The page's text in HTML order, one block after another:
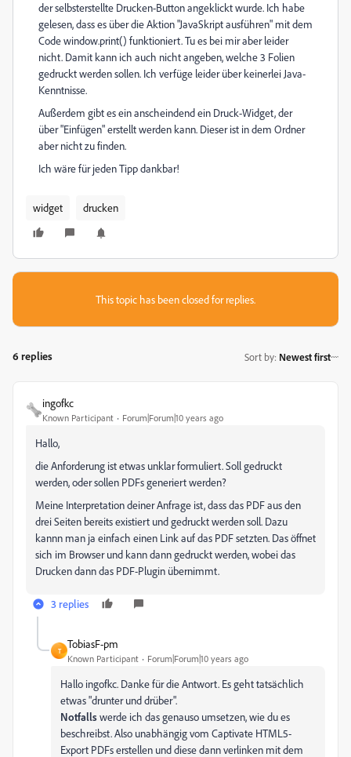
der selbsterstellte Drucken-Button angeklickt wurde. Ich habe
gelesen, dass es über die Aktion "JavaSkript ausführen" mit dem
Code window.print() funktioniert. Tu es bei mir aber leider
nicht. Damit kann ich auch nicht angeben, welche 3 Folien
gedruckt werden sollen. Ich verfüge leider über keinerlei Java-
Kenntnisse.
Außerdem gibt es ein anscheindend ein Druck-Widget, der
über "Einfügen" erstellt werden kann. Dieser ist in dem Ordner
aber nicht zu finden.
Ich wäre für jeden Tipp dankbar!
widget drucken
This topic has been closed for replies.
6 replies Sort by: Newest first
ingofkc
Known Participant Forum|Forum|10 years ago
Hallo,
die Anforderung ist etwas unklar formuliert. Soll gedruckt
werden, oder sollen PDFs generiert werden?
Meine Interpretation deiner Anfrage ist, dass das PDF aus den
drei Seiten bereits existiert und gedruckt werden soll. Dazu
kannn man ja einfach einen Link auf das PDF setzten. Das öffnet
sich im Browser und kann dann gedruckt werden, wobei das
Drucken dann das PDF-Plugin übernimmt.
3 replies
T
TobiasF-pm
Known Participant Forum|Forum|10 years ago
Hallo ingofkc. Danke für die Antwort. Es geht tatsächlich
etwas "drunter und drüber".
Notfallswerde ich das genauso umsetzen, wie du es
beschreibst. Also unabhängig vom Captivate HTML5-
Export PDFs erstellen und diese dann verlinken mit dem